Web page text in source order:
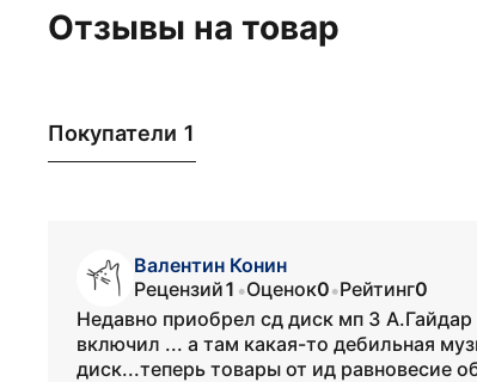
Отзывы на товар
Покупатели 1
Валентин Конин
Рецензий1 •Оценок0•Рейтинг0
Недавно приобрел сд диск мп 3
включил ... а там какая-то дебильная
диск...теперь товары от ид равновесие